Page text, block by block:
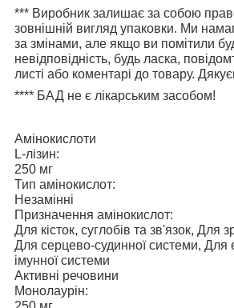
*** Виробник залишає за собою
зовнішній вигляд упаковки. Ми
за змінами, але якщо ви помітили
невідповідність, будь ласка,
листі або коментарі до товару.
**** БАД не є лікарським засобом!
Амінокислоти
L-лізин:
250 мг
Тип амінокислот:
Незамінні
Призначення амінокислот:
Для кісток, суглобів та зв'язок, Для
Для серцево-судинної системи, Для
імунної системи
Активні речовини
Монолаурін: